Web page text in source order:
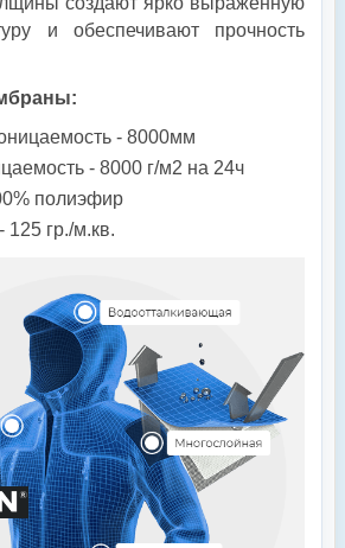
и обеспечивают прочность
- 8000мм
- 8000 г/м2 на 24ч
полиэфир
125 гр./м.кв.